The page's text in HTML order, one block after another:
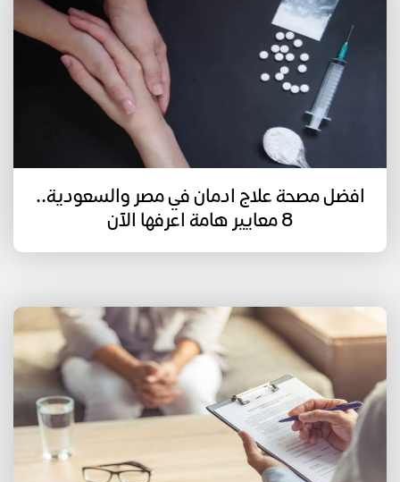
افضل مصحة علاج ادمان في مصر والسعودية..
8 معايير هامة اعرفها الآن